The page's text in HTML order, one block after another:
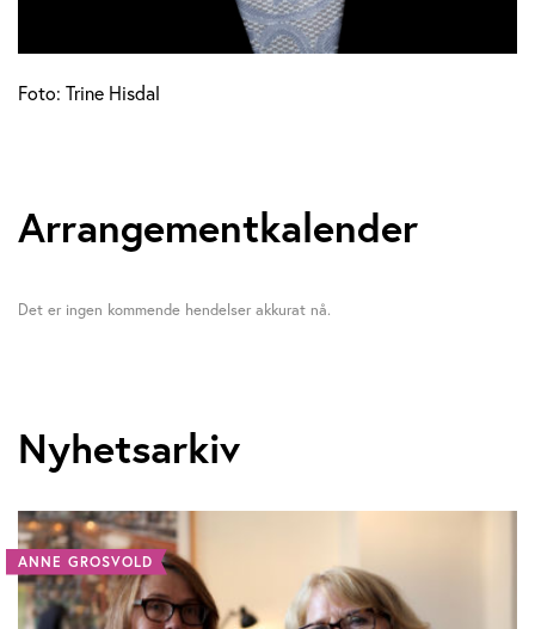
Foto: Trine Hisdal
Arrangementkalender
Det er ingen kommende hendelser akkurat nå.
Nyhetsarkiv
ANNE GROSVOLD